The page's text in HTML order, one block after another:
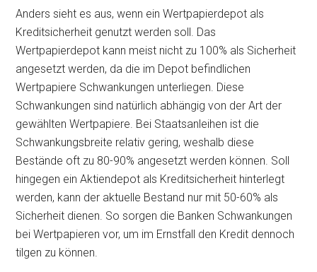
Anders sieht es aus, wenn ein Wertpapierdepot als
Kreditsicherheit genutzt werden soll. Das
Wertpapierdepot kann meist nicht zu 100% als Sicherheit
angesetzt werden, da die im Depot befindlichen
Wertpapiere Schwankungen unterliegen. Diese
Schwankungen sind natürlich abhängig von der Art der
gewählten Wertpapiere. Bei Staatsanleihen ist die
Schwankungsbreite relativ gering, weshalb diese
Bestände oft zu 80-90% angesetzt werden können. Soll
hingegen ein Aktiendepot als Kreditsicherheit hinterlegt
werden, kann der aktuelle Bestand nur mit 50-60% als
Sicherheit dienen. So sorgen die Banken Schwankungen
bei Wertpapieren vor, um im Ernstfall den Kredit dennoch
tilgen zu können.